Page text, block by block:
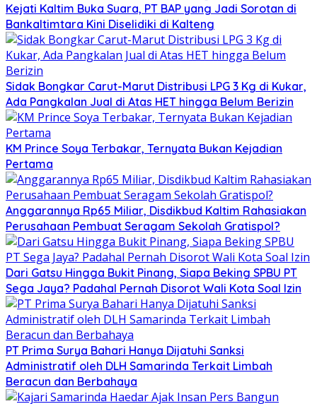
Kejati Kaltim Buka Suara, PT BAP yang Jadi Sorotan di
Bankaltimtara Kini Diselidiki di Kalteng
Sidak Bongkar Carut-Marut Distribusi LPG 3 Kg di Kukar,
Ada Pangkalan Jual di Atas HET hingga Belum Berizin
KM Prince Soya Terbakar, Ternyata Bukan Kejadian
Pertama
Anggarannya Rp65 Miliar, Disdikbud Kaltim Rahasiakan
Perusahaan Pembuat Seragam Sekolah Gratispol?
Dari Gatsu Hingga Bukit Pinang, Siapa Beking SPBU PT
Sega Jaya? Padahal Pernah Disorot Wali Kota Soal Izin
PT Prima Surya Bahari Hanya Dijatuhi Sanksi
Administratif oleh DLH Samarinda Terkait Limbah
Beracun dan Berbahaya